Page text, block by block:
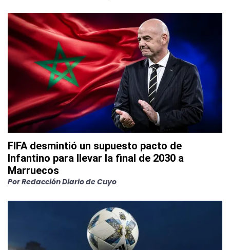
FIFA desmintió un supuesto pacto de
Infantino para llevar la final de 2030 a
Marruecos
PorRedacción Diario de Cuyo